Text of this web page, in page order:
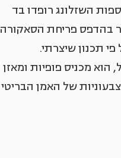
השזלונג רופדו בד
בהדפס פריחת הסאקורה
תכנון שיצרתי.
מכניס פופיות ומאזן
של האמן הבריטי